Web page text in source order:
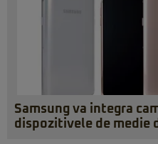
Samsung va integra
dispozitivele de medie